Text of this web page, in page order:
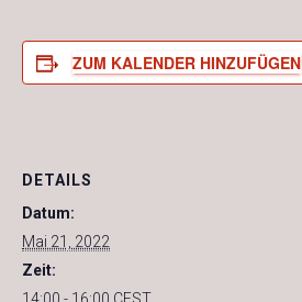
ZUM KALENDER HINZUFÜGEN
DETAILS
Datum:
Mai 21, 2022
Zeit: